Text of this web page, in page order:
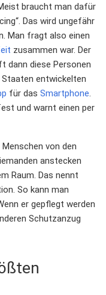
braucht man dafür
Das wird ungefähr
Man fragt also einen
zusammen war. Der
dann diese Personen
Staaten entwickelten
für das Smartphone
und warnt einen per
von den
anstecken
Raum. Das nennt
So kann man
er gepflegt werden
Schutzanzug